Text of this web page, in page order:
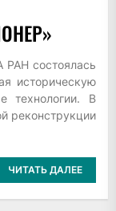
РАН состоялась
историческую
технологии. В
реконструкции
ЧИТАТЬ ДАЛЕЕ